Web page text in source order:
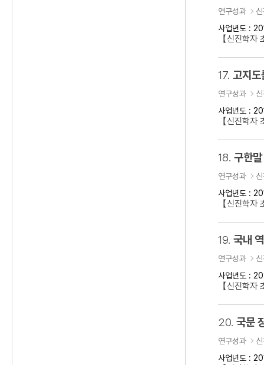
연구성과
사업년도 :
【신진학
17. 고지도
연구성과
사업년도 :
【신진학
18. 구한
연구성과
사업년도 :
【신진학
19. 국내
연구성과
사업년도 :
【신진학
20. 국문
연구성과
사업년도 :